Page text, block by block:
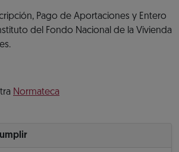
Pago de Aportaciones y Entero
del Fondo Nacional de la Vivienda
Normateca